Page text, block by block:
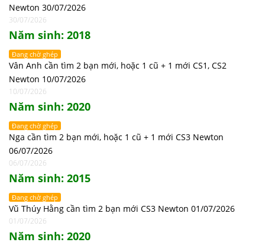
Newton 30/07/2026
30/07/2026
Năm sinh: 2018
Đang chờ ghép
Vân Anh cần tìm 2 bạn mới, hoặc 1 cũ + 1 mới CS1, CS2
Newton 10/07/2026
10/07/2026
Năm sinh: 2020
Đang chờ ghép
Nga cần tìm 2 bạn mới, hoặc 1 cũ + 1 mới CS3 Newton
06/07/2026
06/07/2026
Năm sinh: 2015
Đang chờ ghép
Vũ Thúy Hằng cần tìm 2 bạn mới CS3 Newton 01/07/2026
01/07/2026
Năm sinh: 2020